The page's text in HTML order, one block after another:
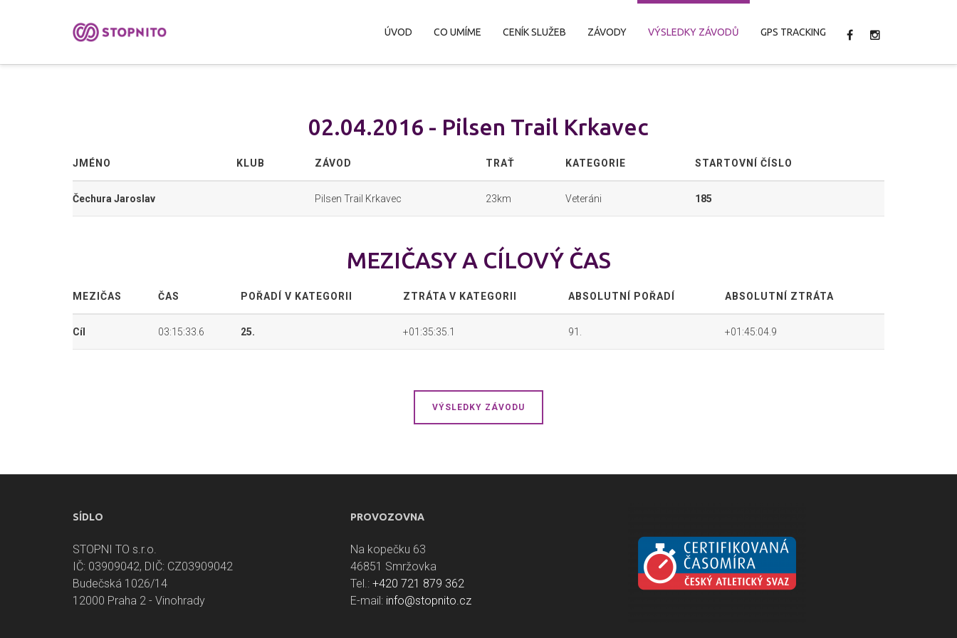
ÚVOD CO UMÍME CENÍK SLUŽEB ZÁVODY VÝSLEDKY ZÁVODŮ GPS TRACKING
02.04.2016 - Pilsen Trail Krkavec
JMÉNO KLUB ZÁVOD TRAŤ KATEGORIE STARTOVNÍ ČÍSLO
Čechura Jaroslav Pilsen Trail Krkavec 23km Veteráni 185
MEZIČASY A CÍLOVÝ ČAS
MEZIČAS ČAS POŘADÍ V KATEGORII ZTRÁTA V KATEGORII ABSOLUTNÍ POŘADÍ ABSOLUTNÍ ZTRÁTA
Cíl 03:15:33.6 25. +01:35:35.1 91. +01:45:04.9
VÝSLEDKY ZÁVODU
SÍDLO
STOPNI TO s.r.o.
IČ: 03909042, DIČ: CZ03909042
Budečská 1026/14
12000 Praha 2 - Vinohrady
PROVOZOVNA
Na kopečku 63
46851 Smržovka
Tel.: +420 721 879 362
E-mail: info@stopnito.cz